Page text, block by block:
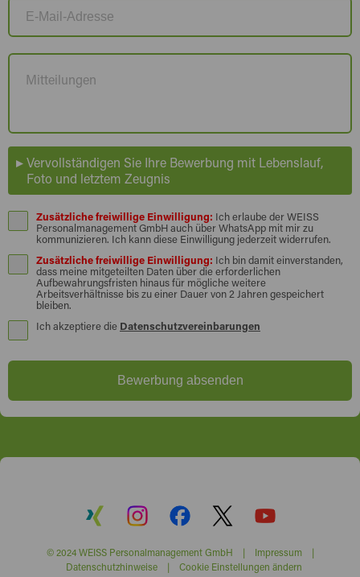
Vervollständigen Sie Ihre Bewerbung mit Lebenslauf,
Foto und letztem Zeugnis
Zusätzliche freiwillige Einwilligung: Ich erlaube der WEISS
Personalmanagement GmbH auch über WhatsApp mit mir zu
kommunizieren. Ich kann diese Einwilligung jederzeit widerrufen.
Zusätzliche freiwillige Einwilligung: Ich bin damit einverstanden,
dass meine mitgeteilten Daten über die erforderlichen
Aufbewahrungsfristen hinaus für mögliche weitere
Arbeitsverhältnisse bis zu einer Dauer von 2 Jahren gespeichert
bleiben.
Ich akzeptiere die Datenschutzvereinbarungen
Bewerbung absenden
© 2024 WEISS Personalmanagement GmbH | Impressum|
Datenschutzhinweise| Cookie Einstellungen ändern